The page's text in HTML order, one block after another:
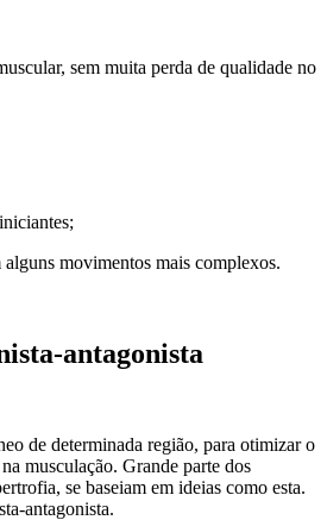
sem muita perda de qualidade no
movimentos mais complexos.
antagonista
de determinada região, para otimizar o
musculação. Grande parte dos
se baseiam em ideias como esta.
antagonista.